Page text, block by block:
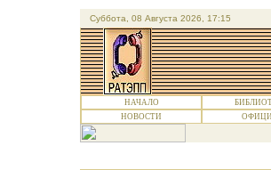
Суббота, 08 Августа 2026, 17:15
НАЧАЛО
НОВОСТИ